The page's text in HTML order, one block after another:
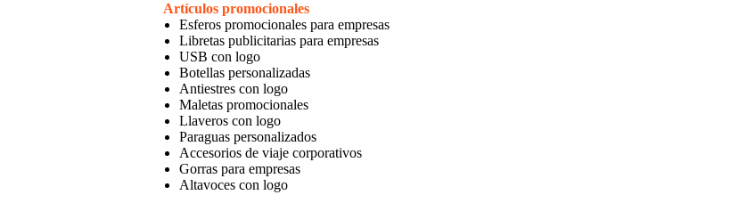
Artículos promocionales
Esferos promocionales para empresas
Libretas publicitarias para empresas
USB con logo
Botellas personalizadas
Antiestres con logo
Maletas promocionales
Llaveros con logo
Paraguas personalizados
Accesorios de viaje corporativos
Gorras para empresas
Altavoces con logo